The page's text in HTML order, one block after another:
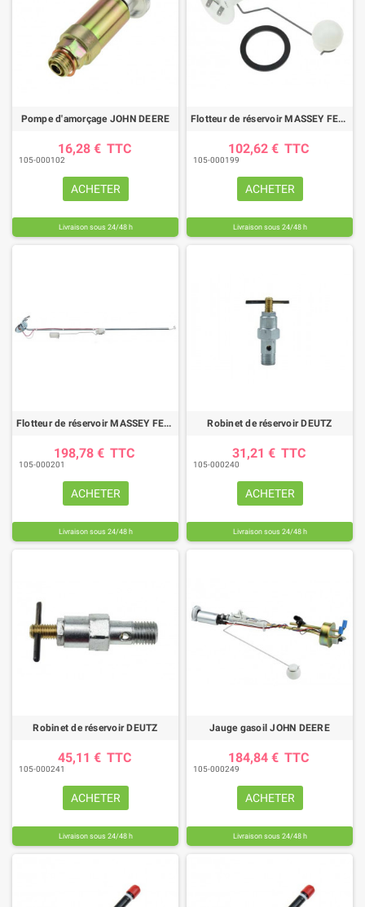
Pompe d'amorçage JOHN DEERE
16,28 € TTC
105-000102
ACHETER
Livraison sous 24/48 h
Flotteur de réservoir MASSEY FERGUSON
102,62 € TTC
105-000199
ACHETER
Livraison sous 24/48 h
Flotteur de réservoir MASSEY FERGUSON
198,78 € TTC
105-000201
ACHETER
Livraison sous 24/48 h
Robinet de réservoir DEUTZ
31,21 € TTC
105-000240
ACHETER
Livraison sous 24/48 h
Robinet de réservoir DEUTZ
45,11 € TTC
105-000241
ACHETER
Livraison sous 24/48 h
Jauge gasoil JOHN DEERE
184,84 € TTC
105-000249
ACHETER
Livraison sous 24/48 h